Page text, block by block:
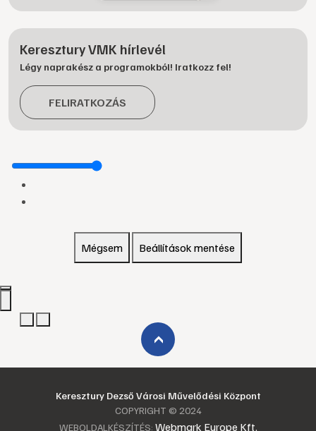
Keresztury VMK hírlevél
Légy naprakész a programokból! Iratkozz fel!
FELIRATKOZÁS
Mégsem Beállítások mentése
›
Keresztury Dezső Városi Művelődési Központ
COPYRIGHT © 2024
WEBOLDALKÉSZÍTÉS: Webmark Europe Kft.